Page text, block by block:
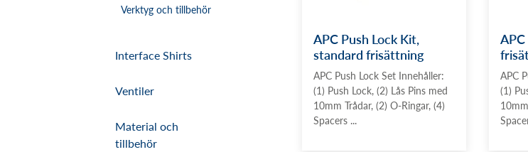
Verktyg och tillbehör
Interface Shirts
Ventiler
Material och
tillbehör
APC Push Lock Kit,
standard frisättning
APC Push Lock Set Innehåller:
(1) Push Lock, (2) Lås Pins med
10mm Trådar, (2) O-Ringar, (4)
Spacers ...
APC
(1)